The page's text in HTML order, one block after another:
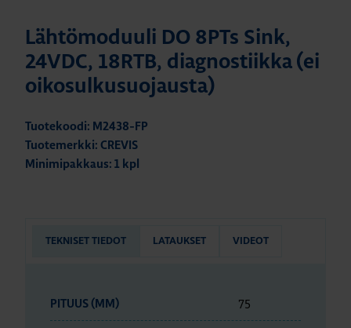
Lähtömoduuli DO 8PTs Sink,
24VDC, 18RTB, diagnostiikka (ei
oikosulkusuojausta)
Tuotekoodi: M2438-FP
Tuotemerkki: CREVIS
Minimipakkaus: 1 kpl
TEKNISET TIEDOT LATAUKSET VIDEOT
PITUUS (MM) 75